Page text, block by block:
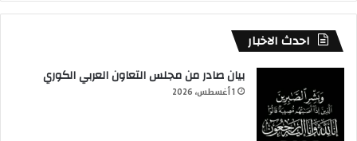
احدث الاخبار
بيان صادر من مجلس التعاون العربي الكوري
1 أغسطس، 2026